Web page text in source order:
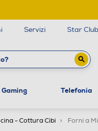
Servizi Star Club
Gaming Telefonia
- Cottura Cibi Forni a